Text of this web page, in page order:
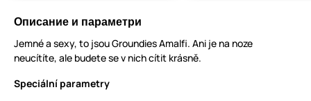
Описание и параметри
Jemné a sexy, to jsou Groundies Amalfi. Ani je na noze
neucítíte, ale budete se v nich cítit krásně.
Speciální parametry